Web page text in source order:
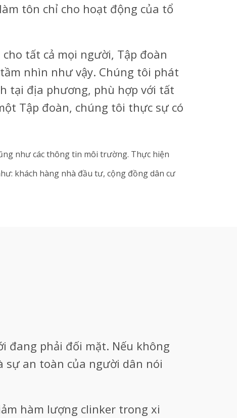
tôn chỉ cho hoạt động của tổ
tất cả mọi người, Tập đoàn
tầm nhìn như vậy. Chúng tôi phát
tại địa phương, phù hợp với tất
Tập đoàn, chúng tôi thực sự có
như các thông tin môi trường. Thực hiện
khách hàng nhà đầu tư, cộng đồng dân cư
đang phải đối mặt. Nếu không
sự an toàn của người dân nói
hàm lượng clinker trong xi